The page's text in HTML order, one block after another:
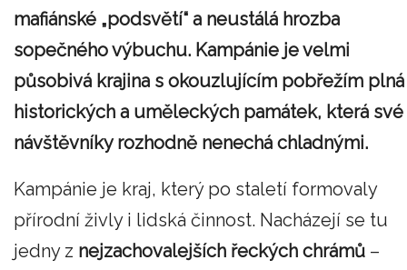
mafiánské „podsvětí“ a neustálá hrozba
sopečného výbuchu. Kampánie je velmi
působivá krajina s okouzlujícím pobřežím plná
historických a uměleckých památek, která své
návštěvníky rozhodně nenechá chladnými.
Kampánie je kraj, který po staletí formovaly
přírodní živly i lidská činnost. Nacházejí se tu
jedny z nejzachovalejších řeckých chrámů –